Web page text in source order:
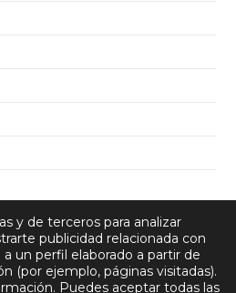
y de terceros para analizar
publicidad relacionada con
un perfil elaborado a partir de
(por ejemplo, páginas visitadas).
Puedes aceptar todas las